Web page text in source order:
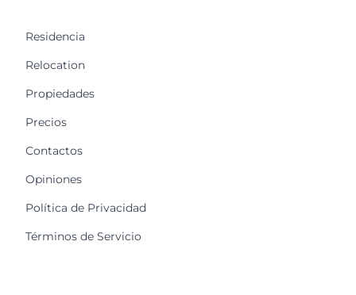
Residencia
Relocation
Propiedades
Precios
Contactos
Opiniones
Política de Privacidad
Términos de Servicio